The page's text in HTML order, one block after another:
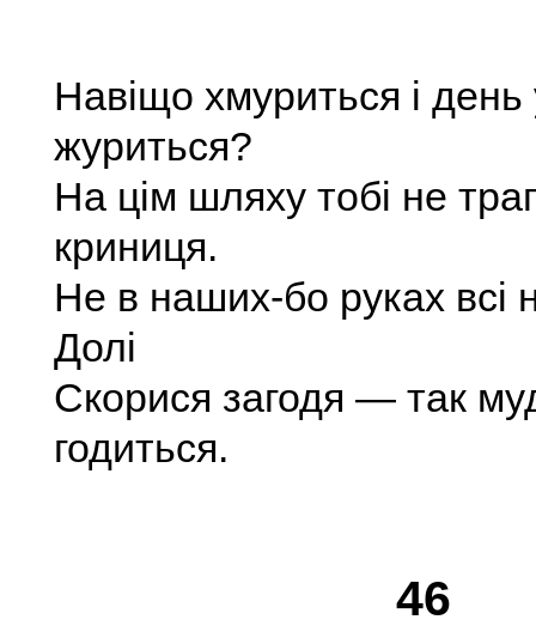
Навіщо хмуриться і
журиться?
На цім шляху тобі не
криниця.
Не в наших-бо руках всі
Долі
Скорися загодя — так
годиться.
46